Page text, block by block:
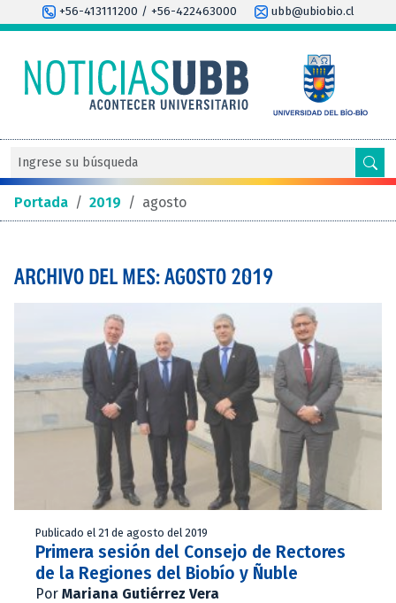
+56-413111200 / +56-422463000 ubb@ubiobio.cl
Portada / 2019 / agosto
ARCHIVO DEL MES: AGOSTO 2019
Publicado el 21 de agosto del 2019
Primera sesión del Consejo de Rectores
de la Regiones del Biobío y Ñuble
Por Mariana Gutiérrez Vera